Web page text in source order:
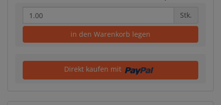
Stk.
in den Warenkorb legen
Direkt kaufen mit